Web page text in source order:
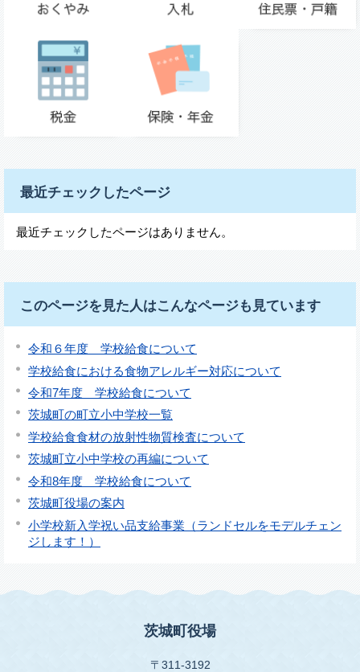
最近チェックしたページ
最近チェックしたページはありません。
このページを見た人はこんなページも見ています
令和６年度 学校給食について
学校給食における食物アレルギー対応について
令和7年度 学校給食について
茨城町の町立小中学校一覧
学校給食食材の放射性物質検査について
茨城町立小中学校の再編について
令和8年度 学校給食について
茨城町役場の案内
小学校新入学祝い品支給事業（ランドセルをモデルチェン
ジします！）
茨城町役場
〒311-3192